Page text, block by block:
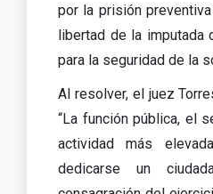
por la prisión
libertad de la imputada
para la seguridad de la
Al resolver, el juez
“La función pública, el
actividad más
dedicarse un